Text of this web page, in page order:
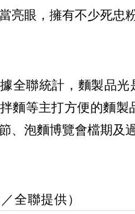
亮眼，擁有不少死忠
全聯統計，麵製品
麵等主打方便的麵
、泡麵博覽會檔期及
全聯提供）